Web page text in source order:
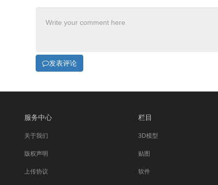
发表评论
服务中心
关于我们
版权声明
上传协议
栏目
3D模型
贴图
软件